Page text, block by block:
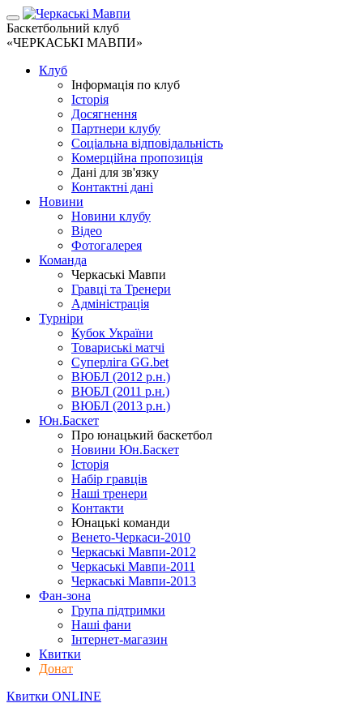
Баскетбольний клуб
«ЧЕРКАСЬКІ МАВПИ»
Клуб
Інформація по клуб
Історія
Досягнення
Партнери клубу
Соціальна відповідальність
Комерційна пропозиція
Дані для зв'язку
Контактні дані
Новини
Новини клубу
Відео
Фотогалерея
Команда
Черкаські Мавпи
Гравці та Тренери
Адміністрація
Турніри
Кубок України
Товариські матчі
Суперліга GG.bet
ВЮБЛ (2012 р.н.)
ВЮБЛ (2011 р.н.)
ВЮБЛ (2013 р.н.)
Юн.Баскет
Про юнацький баскетбол
Новини Юн.Баскет
Історія
Набір гравців
Наші тренери
Контакти
Юнацькі команди
Венето-Черкаси-2010
Черкаські Мавпи-2012
Черкаські Мавпи-2011
Черкаські Мавпи-2013
Фан-зона
Група підтримки
Наші фани
Інтернет-магазин
Квитки
Донат
Квитки ONLINE